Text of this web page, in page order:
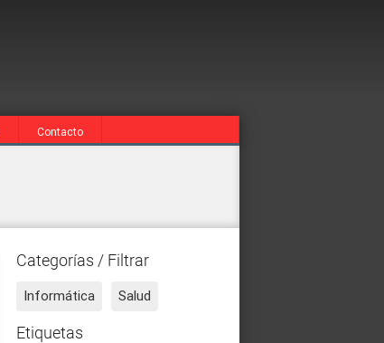
Contacto
Categorías / Filtrar
Informática Salud
Etiquetas